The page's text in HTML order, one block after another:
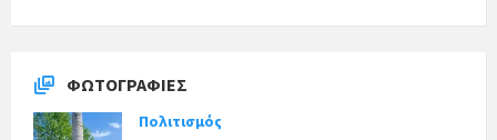
ΦΩΤΟΓΡΑΦΊΕΣ
Πολιτισμός